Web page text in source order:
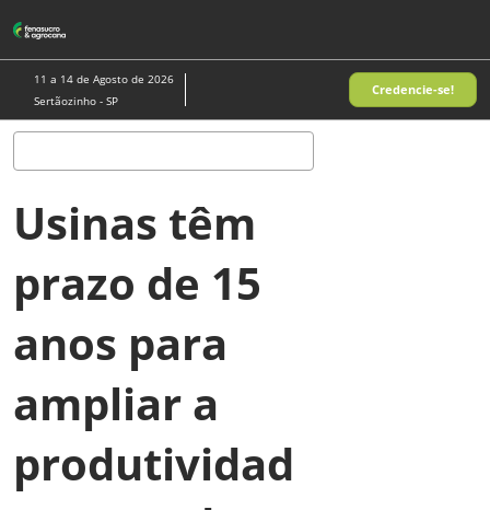
para
o
conteúdo
11 a 14 de Agosto de 2026
Sertãozinho - SP
Credencie-se!
Usinas têm
prazo de 15
anos para
ampliar a
produtividad